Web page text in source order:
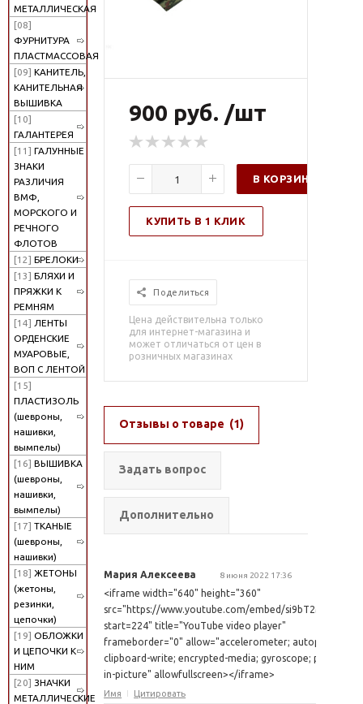
МЕТАЛЛИЧЕСКАЯ
[08]
ФУРНИТУРА
ПЛАСТМАССОВАЯ
[09] КАНИТЕЛЬ,
КАНИТЕЛЬНАЯ
ВЫШИВКА
[10]
ГАЛАНТЕРЕЯ
[11] ГАЛУННЫЕ
ЗНАКИ
РАЗЛИЧИЯ
ВМФ,
МОРСКОГО И
РЕЧНОГО
ФЛОТОВ
[12] БРЕЛОКИ
[13] БЛЯХИ И
ПРЯЖКИ К
РЕМНЯМ
[14] ЛЕНТЫ
ОРДЕНСКИЕ
МУАРОВЫЕ,
ВОП С ЛЕНТОЙ
[15]
ПЛАСТИЗОЛЬ
(шевроны,
нашивки,
вымпелы)
[16] ВЫШИВКА
(шевроны,
нашивки,
вымпелы)
[17] ТКАНЫЕ
(шевроны,
нашивки)
[18] ЖЕТОНЫ
(жетоны,
резинки,
цепочки)
[19] ОБЛОЖКИ
И ЦЕПОЧКИ К
НИМ
[20] ЗНАЧКИ
МЕТАЛЛИЧЕСКИЕ
900 руб. /шт
В КОРЗИНУ
КУПИТЬ В 1 КЛИК
Поделиться
Цена действительна только
для интернет-магазина и
может отличаться от цен в
розничных магазинах
Отзывы о товаре (1)
Задать вопрос
Дополнительно
Мария Алексеева 8 июня 2022 17:36
<iframe width="640" height="360"
src="https://www.youtube.com/embed/si9bT2MMnlc?
start=224" title="YouTube video player"
frameborder="0" allow="accelerometer; autoplay;
clipboard-write; encrypted-media; gyroscope; picture-
in-picture" allowfullscreen></iframe>
Имя Цитировать